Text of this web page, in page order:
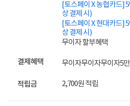
[토스페이 X 농협카드]
상 결제 시)
[토스페이 X 현대카드]
상 결제 시)
무이자 할부혜택
결제혜택 무이자무이자무이자5
적립금 2,700원 적립